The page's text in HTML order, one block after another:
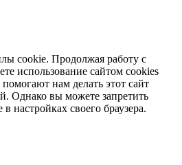
cookie. Продолжая работу с
использование сайтом cookies
нам делать этот сайт
Однако вы можете запретить
настройках своего браузера.